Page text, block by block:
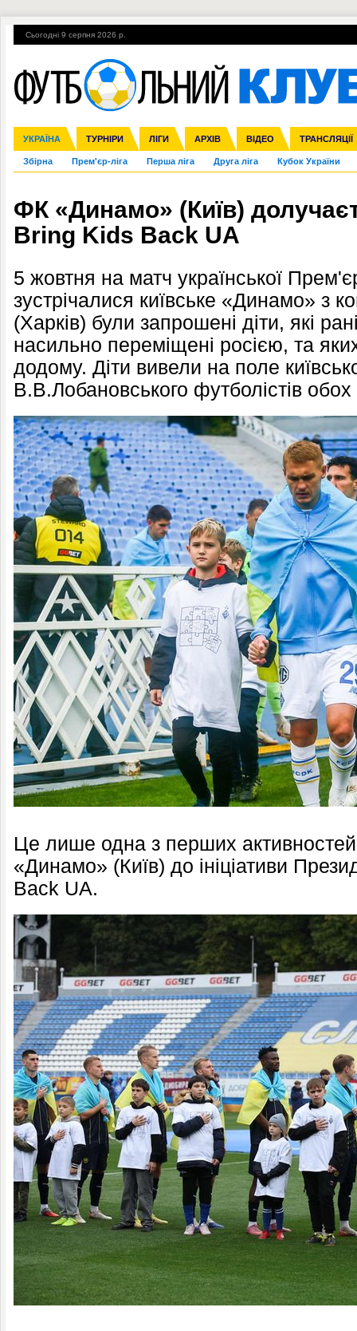
Сьогодні 9 серпня 2026 р.
УКРАЇНА ТУРНІРИ ЛІГИ АРХІВ ВІДЕО ТРАНСЛЯЦІЇ
Збірна Прем'єр-ліга Перша ліга Друга ліга Кубок України
Ліга чемпіонів Ліга Європи Міжнародні Ліга націй Ліга
Англія Іспанія Італія Німеччина Франція Інші
ЧС-2014 ЄВРО-2016 Росія Кубок конфедерацій ЧЄ-2015 (U-
Гарячі теми УПЛ, 2-й тур ВІЙНА УПЛ-ПЕРЕХОДИ
ФК «Динамо» (Київ)
Bring Kids Back UA
5 жовтня на матч української
зустрічалися київське «Динамо» з
(Харків) були запрошені діти, які
насильно переміщені росією, та
додому. Діти вивели на поле
В.В.Лобановського футболістів
Це лише одна з перших
«Динамо» (Київ) до ініціативи
Back UA.